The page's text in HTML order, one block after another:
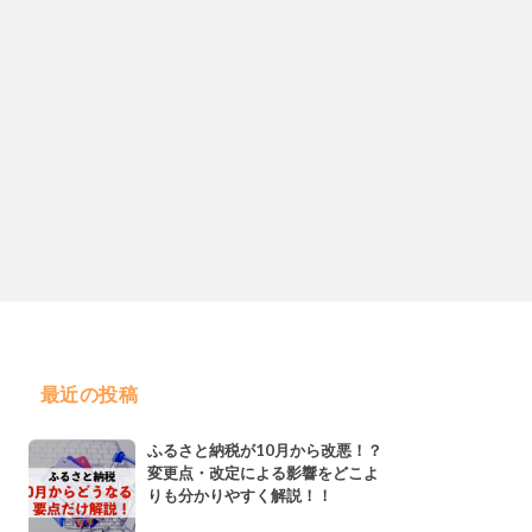
最近の投稿
ふるさと納税が10月から改悪！？
変更点・改定による影響をどこよ
りも分かりやすく解説！！